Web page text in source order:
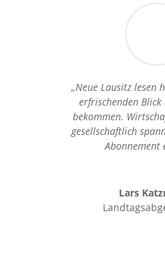
„Neue Lausitz lesen
erfrischenden Blick
bekommen.
gesellschaftlich
Abonnement
Lars